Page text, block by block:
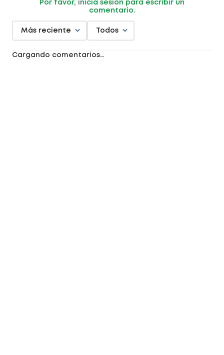
Por favor, inicia sesión para escribir un
comentario.
Más reciente Todos
Cargando comentarios…